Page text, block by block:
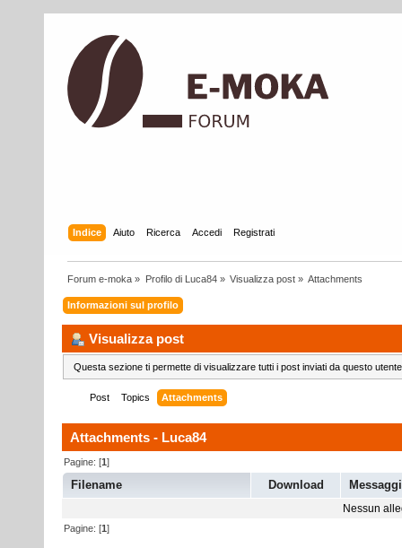
Indice Aiuto Ricerca Accedi Registrati
Forum e-moka » Profilo di Luca84» Visualizza post» Attachments
Informazioni sul profilo
Visualizza post
Questa sezione ti permette di visualizzare tutti i post inviati da questo
Post Topics Attachments
Attachments - Luca84
Pagine: [1]
Filename Download
Nessun
Pagine: [1]